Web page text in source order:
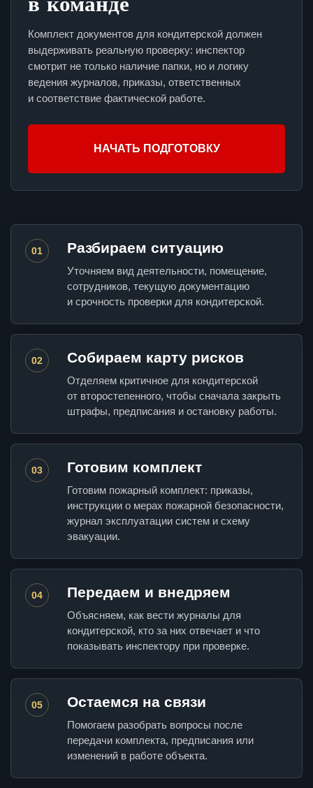
Комплект документов для кондитерской должен
выдерживать реальную проверку: инспектор
смотрит не только наличие папки, но и логику
ведения журналов, приказы, ответственных
и соответствие фактической работе.
НАЧАТЬ ПОДГОТОВКУ
01 Разбираем ситуацию
Уточняем вид деятельности, помещение,
сотрудников, текущую документацию
и срочность проверки для кондитерской.
02 Собираем карту рисков
Отделяем критичное для кондитерской
от второстепенного, чтобы сначала закрыть
штрафы, предписания и остановку работы.
03 Готовим комплект
Готовим пожарный комплект: приказы,
инструкции о мерах пожарной безопасности,
журнал эксплуатации систем и схему
эвакуации.
04 Передаем и внедряем
Объясняем, как вести журналы для
кондитерской, кто за них отвечает и что
показывать инспектору при проверке.
05 Остаемся на связи
Помогаем разобрать вопросы после
передачи комплекта, предписания или
изменений в работе объекта.